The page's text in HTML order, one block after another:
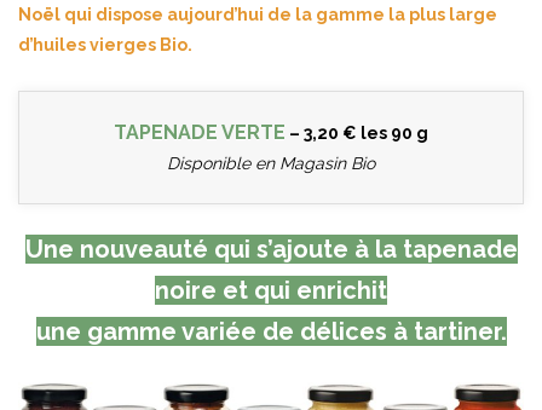
Noël qui dispose aujourd’hui de la gamme la plus large
d’huiles vierges Bio.
TAPENADE VERTE – 3,20 € les 90 g
Disponible en Magasin Bio
Une nouveauté qui s’ajoute à la tapenade
noire et qui enrichit
une gamme variée de délices à tartiner.